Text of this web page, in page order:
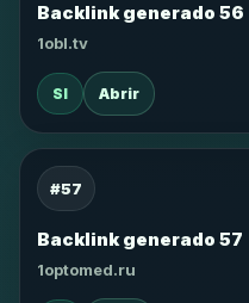
Backlink generado 56
1obl.tv
SI Abrir
#57
Backlink generado 57
1optomed.ru